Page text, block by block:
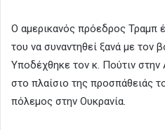
Ο αμερικανός πρόεδρος Τραμπ
του να συναντηθεί ξανά με τον
Υποδέχθηκε τον κ. Πούτιν
στο πλαίσιο της προσπάθειάς
πόλεμος στην Ουκρανία.